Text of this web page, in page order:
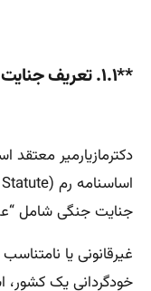
**۱.۱. تعریف جنایت جنایت جنگی
دکترمازیارمیر
جنایت جنگی شامل
غیرقانونی یا
خودگردانی یک کشور،